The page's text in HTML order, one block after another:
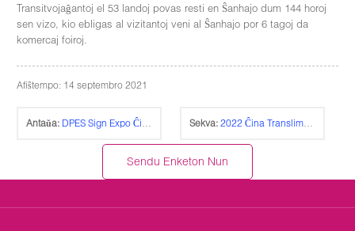
Transitvojaĝantoj el 53 landoj povas resti en Ŝanhajo dum 144 horoj
sen vizo, kio ebligas al vizitantoj veni al Ŝanhajo por 6 tagoj da
komercaj foiroj.
Afiŝtempo: 14 septembro 2021
Antaŭa: DPES Sign Expo Ĉinio 2021 Sekva: 2022 Ĉina Translima E-Komerca Komerca Foiro
Sendu Enketon Nun